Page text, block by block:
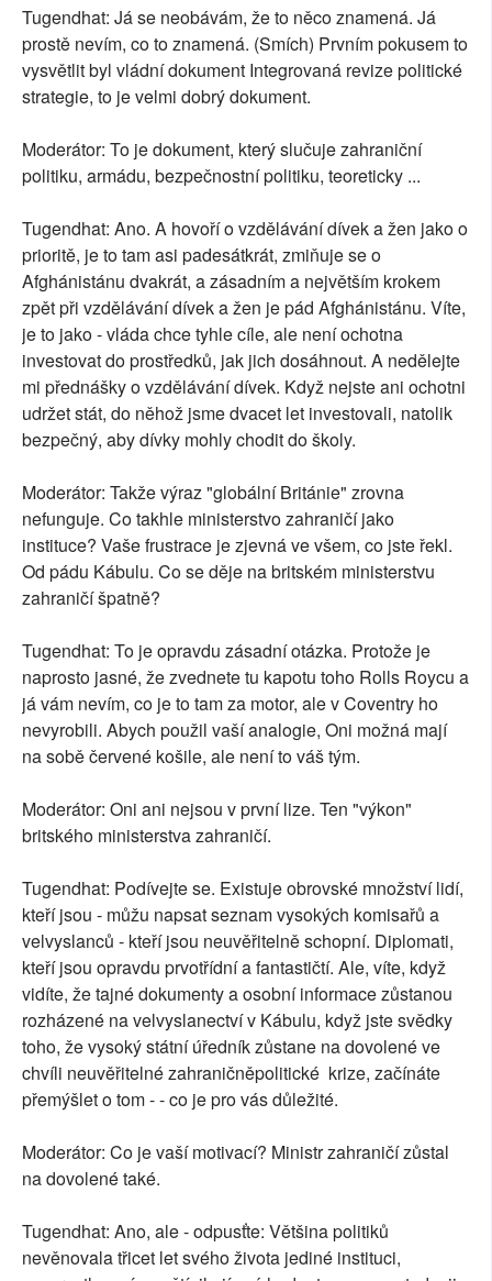
Tugendhat: Já se neobávám, že to něco znamená. Já
prostě nevím, co to znamená. (Smích) Prvním pokusem to
vysvětlit byl vládní dokument Integrovaná revize politické
strategie, to je velmi dobrý dokument.
Moderátor: To je dokument, který slučuje zahraniční
politiku, armádu, bezpečnostní politiku, teoreticky ...
Tugendhat: Ano. A hovoří o vzdělávání dívek a žen jako o
prioritě, je to tam asi padesátkrát, zmiňuje se o
Afghánistánu dvakrát, a zásadním a největším krokem
zpět při vzdělávání dívek a žen je pád Afghánistánu. Víte,
je to jako - vláda chce tyhle cíle, ale není ochotna
investovat do prostředků, jak jich dosáhnout. A nedělejte
mi přednášky o vzdělávání dívek. Když nejste ani ochotni
udržet stát, do něhož jsme dvacet let investovali, natolik
bezpečný, aby dívky mohly chodit do školy.
Moderátor: Takže výraz "globální Británie" zrovna
nefunguje. Co takhle ministerstvo zahraničí jako
instituce? Vaše frustrace je zjevná ve všem, co jste řekl.
Od pádu Kábulu. Co se děje na britském ministerstvu
zahraničí špatně?
Tugendhat: To je opravdu zásadní otázka. Protože je
naprosto jasné, že zvednete tu kapotu toho Rolls Roycu a
já vám nevím, co je to tam za motor, ale v Coventry ho
nevyrobili. Abych použil vaší analogie, Oni možná mají
na sobě červené košile, ale není to váš tým.
Moderátor: Oni ani nejsou v první lize. Ten "výkon"
britského ministerstva zahraničí.
Tugendhat: Podívejte se. Existuje obrovské množství lidí,
kteří jsou - můžu napsat seznam vysokých komisařů a
velvyslanců - kteří jsou neuvěřitelně schopní. Diplomati,
kteří jsou opravdu prvotřídní a fantastičtí. Ale, víte, když
vidíte, že tajné dokumenty a osobní informace zůstanou
rozházené na velvyslanectví v Kábulu, když jste svědky
toho, že vysoký státní úředník zůstane na dovolené ve
chvíli neuvěřitelné zahraničněpolitické krize, začínáte
přemýšlet o tom - - co je pro vás důležité.
Moderátor: Co je vaší motivací? Ministr zahraničí zůstal
na dovolené také.
Tugendhat: Ano, ale - odpusťte: Většina politiků
nevěnovala třicet let svého života jediné instituci,